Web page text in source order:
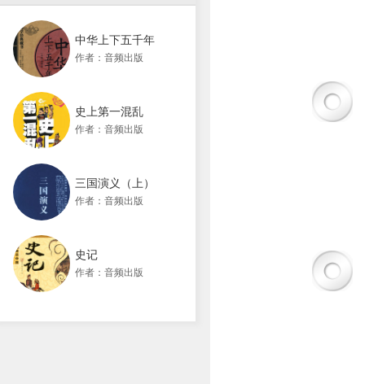
中华上下五千年
作者：音频出版
史上第一混乱
作者：音频出版
三国演义（上）
作者：音频出版
史记
作者：音频出版